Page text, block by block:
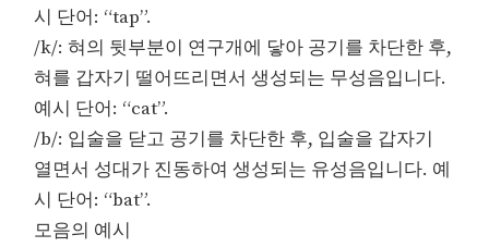
시 단어: “tap”.
/k/: 혀의 뒷부분이 연구개에 닿아 공기를 차단한 후,
혀를 갑자기 떨어뜨리면서 생성되는 무성음입니다.
예시 단어: “cat”.
/b/: 입술을 닫고 공기를 차단한 후, 입술을 갑자기
열면서 성대가 진동하여 생성되는 유성음입니다. 예
시 단어: “bat”.
모음의 예시